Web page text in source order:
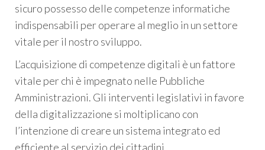
sicuro possesso delle competenze informatiche
indispensabili per operare al meglio in un settore
vitale per il nostro sviluppo.
L’acquisizione di competenze digitali è un fattore
vitale per chi è impegnato nelle Pubbliche
Amministrazioni. Gli interventi legislativi in favore
della digitalizzazione si moltiplicano con
l’intenzione di creare un sistema integrato ed
efficiente al servizio dei cittadini.